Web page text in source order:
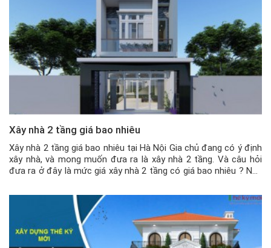
Xây nhà 2 tầng giá bao nhiêu
Xây nhà 2 tầng giá bao nhiêu tại Hà Nội Gia chủ đang có ý định
xây nhà, và mong muốn đưa ra là xây nhà 2 tầng. Và câu hỏi
đưa ra ở đây là mức giá xây nhà 2 tầng có giá bao nhiêu ? Nếu